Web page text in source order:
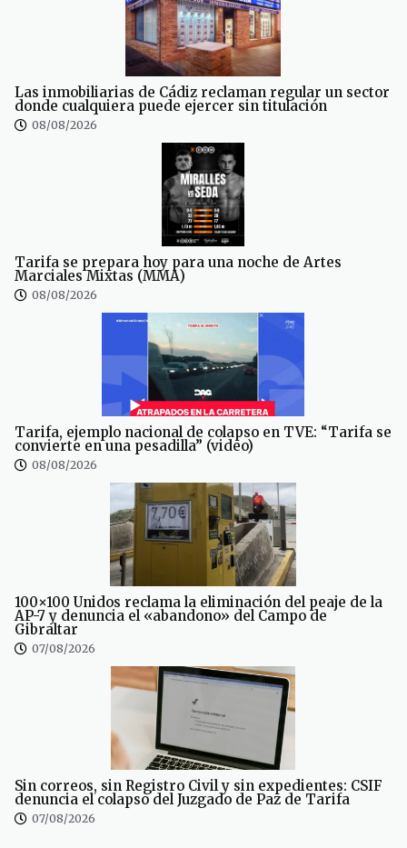
Las inmobiliarias de Cádiz reclaman regular un sector
donde cualquiera puede ejercer sin titulación
08/08/2026
Tarifa se prepara hoy para una noche de Artes
Marciales Mixtas (MMA)
08/08/2026
Tarifa, ejemplo nacional de colapso en TVE: “Tarifa se
convierte en una pesadilla” (video)
08/08/2026
100×100 Unidos reclama la eliminación del peaje de la
AP-7 y denuncia el «abandono» del Campo de
Gibraltar
07/08/2026
Sin correos, sin Registro Civil y sin expedientes: CSIF
denuncia el colapso del Juzgado de Paz de Tarifa
07/08/2026